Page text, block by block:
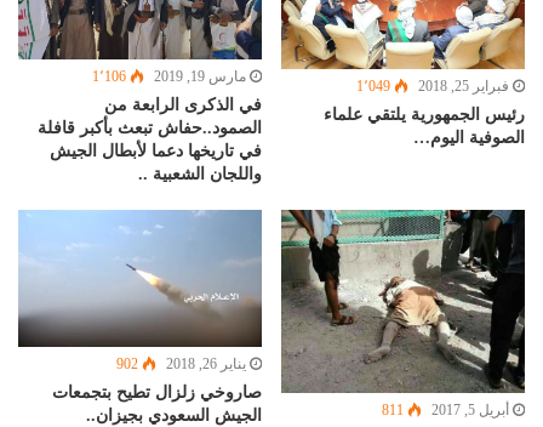
فبراير 25, 2018 1٬049
رئيس الجمهورية يلتقي علماء
الصوفية اليوم…
مارس 19, 2019 1٬106
في الذكرى الرابعة من
الصمود..حفاش تبعث بأكبر قافلة
في تاريخها دعما لأبطال الجيش
واللجان الشعبية ..
أبريل 5, 2017 811
يناير 26, 2018 902
صاروخي زلزال تطيح بتجمعات
الجيش السعودي بجيزان..